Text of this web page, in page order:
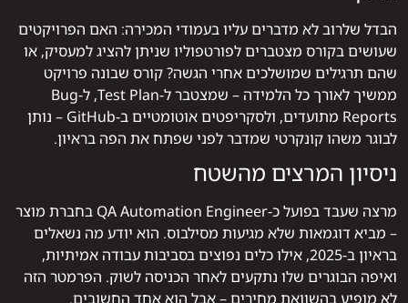
הבדל שלרוב לא מדברים עליו בעמודי המכירה: האם הפרויקטים
שעושים בקורס מצטברים לפורטפוליו שניתן להציג למעסיק, או
שהם תרגילים שמושלכים אחרי הגשה? קורס שבונה פרויקט
ממשיך לאורך כל הלמידה – שמצטבר ל-Test Plan, ל-Bug
Reports מתועדים, ולסקריפטים אוטומטיים ב-GitHub – נותן
לבוגר משהו קונקרטי שמדבר לפני שפתח את הפה בראיון.
ניסיון המרצים מהשטח
מרצה שעבד בפועל כ-QA Automation Engineer בחברת מוצר
– מביא דוגמאות שלא מגיעות מסילבוס. הוא יודע מה נשאלים
בראיון ב-2025, אילו כלים נפוצים בסביבות עבודה אמיתיות,
ואיפה הבוגרים שלו נתקעים לאחר הכניסה לשוק. הפרמטר הזה
לא מופיע בהשוואת מחירים – אבל הוא אחד החשובים.